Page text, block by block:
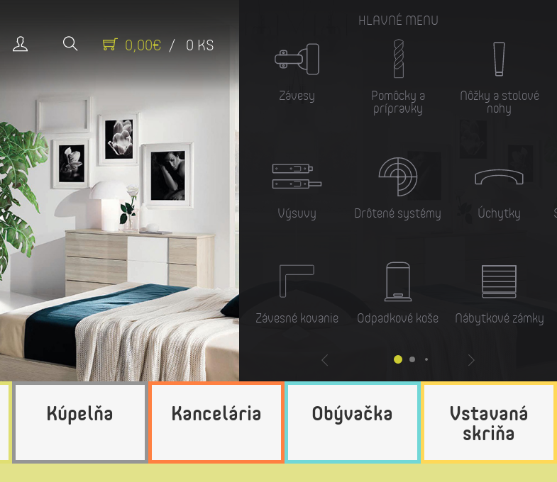
0,00€ / 0 KS
HLAVNÉ MENU
Závesy
Výsuvy
Závesné kovanie
Pomôcky a
prípravky
Drôtené systémy
Odpadkové koše
Nôžky a stolové
nohy
Úchytky
Nábytkové zámky
Kúpelňa Kancelária Obývačka Vstavaná
skriňa